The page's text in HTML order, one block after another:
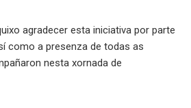
agradecer esta iniciativa por parte
como a presenza de todas as
nesta xornada de